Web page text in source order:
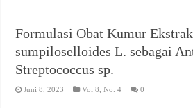
Formulasi Obat Kumur
sumpiloselloides L. sebagai
Streptococcus sp.
Juni 8, 2023 Vol 8, No. 4 0